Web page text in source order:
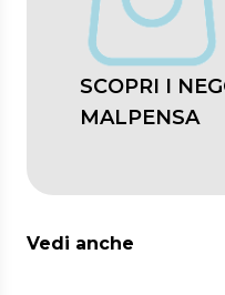
SCOPRI I
MALPENSA
Vedi anche